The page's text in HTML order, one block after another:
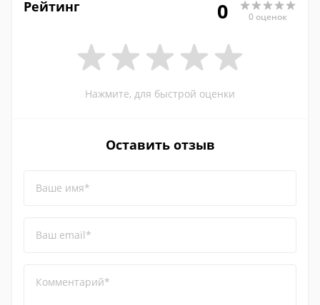
Рейтинг 0 0 оценок
Нажмите, для быстрой оценки
Оставить отзыв
Ваше имя*
Ваш email*
Комментарий*